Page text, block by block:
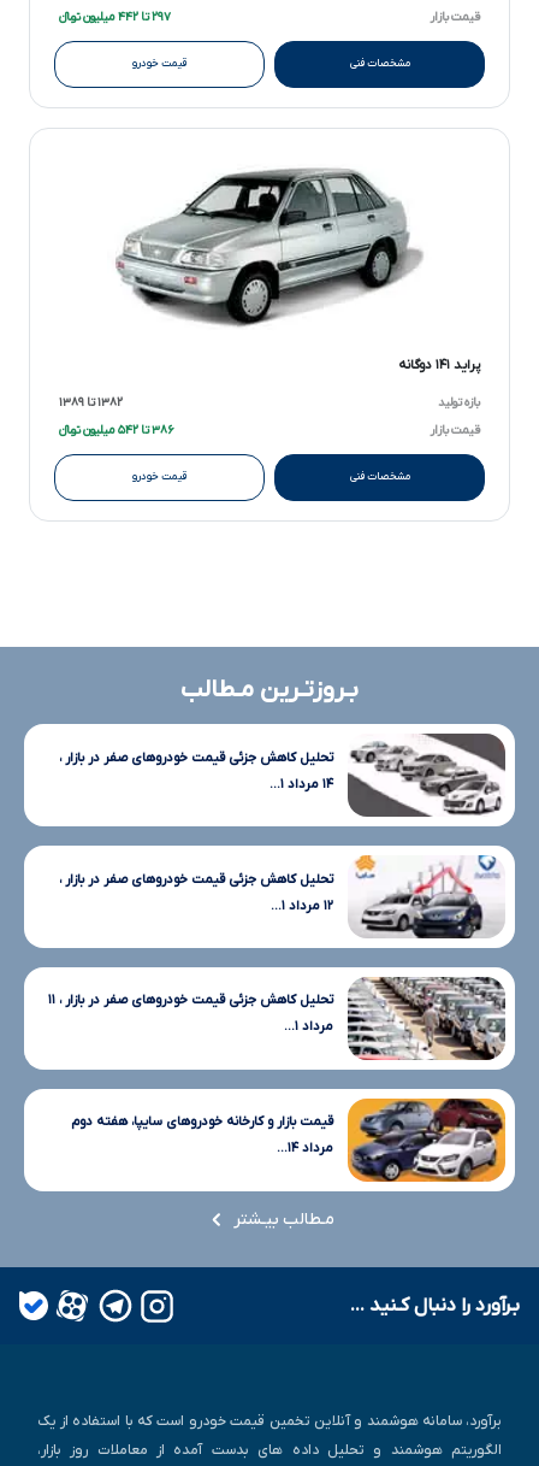
قیمت بازار
۲۹۷ تا ۴۴۲ میلیون تومانءءء
مشخصات فنی قیمت خودرو
پراید ۱۴۱ دوگانه
بازه تولید
۱۳۸۲ تا ۱۳۸۹
قیمت بازار
۳۸۶ تا ۵۴۲ میلیون تومانءءء
مشخصات فنی قیمت خودرو
بـروزتـرین مـطالب
تحلیل کاهش جزئی قیمت خودروهای صفر در بازار ،
۱۴ مرداد ۱...
تحلیل کاهش جزئی قیمت خودروهای صفر در بازار ،
۱۲ مرداد ۱...
تحلیل کاهش جزئی قیمت خودروهای صفر در بازار ، ۱۱
مرداد ۱...
قیمت بازار و کارخانه خودروهای سایپا، هفته دوم
مرداد ۱۴...
مـطالب بیـشتر
بـرآورد را دنبال کـنید ...
برآورد، سامانه هوشمند و آنلاین تخمین قیمت خودرو است که با استفاده از یک
الگوریتم هوشمند و تحلیل داده های بدست آمده از معاملات روز بازار،